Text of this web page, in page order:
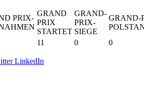
PRIX-
GRAND
PRIX
STARTET
GRAND-
PRIX-
SIEGE
GRAND-
11 0 0
LinkedIn